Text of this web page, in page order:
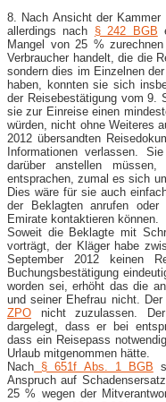
8. Nach Ansicht der
allerdings nach § 242 BGB
Mangel von 25 %
Verbraucher handelt, die die
sondern dies im Einzelnen
haben, konnten sie sich
der Reisebestätigung vom 9.
sie zur Einreise einen
würden, nicht ohne Weiteres
2012 übersandten
Informationen verlassen.
darüber anstellen
entsprachen, zumal es sich
Dies wäre für sie auch
der Beklagten anrufen oder
Emirate kontaktieren können.
Soweit die Beklagte mit
vorträgt, der Kläger habe
September 2012 keinen
Buchungsbestätigung
worden sei, erhöht das die
und seiner Ehefrau nicht.
ZPO nicht zuzulassen.
dargelegt, dass er bei
dass ein Reisepass
Urlaub mitgenommen hätte.
Nach § 651f Abs. 1 BGB
Anspruch auf
25 % wegen der